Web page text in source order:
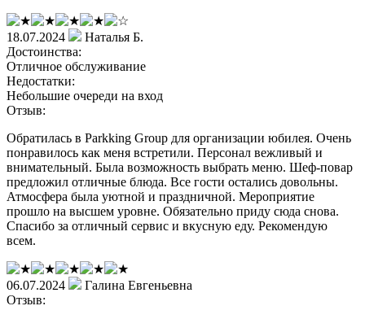
18.07.2024
Наталья Б.
Достоинства:
Отличное обслуживание
Недостатки:
Небольшие очереди на вход
Отзыв:
Обратилась в Parkking Group для организации юбилея. Очень
понравилось как меня встретили. Персонал вежливый и
внимательный. Была возможность выбрать меню. Шеф-повар
предложил отличные блюда. Все гости остались довольны.
Атмосфера была уютной и праздничной. Мероприятие
прошло на высшем уровне. Обязательно приду сюда снова.
Спасибо за отличный сервис и вкусную еду. Рекомендую
всем.
06.07.2024
Галина Евгеньевна
Отзыв: